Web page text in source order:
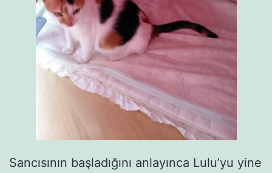
Sancısının başladığını anlayınca Lulu’yu yine